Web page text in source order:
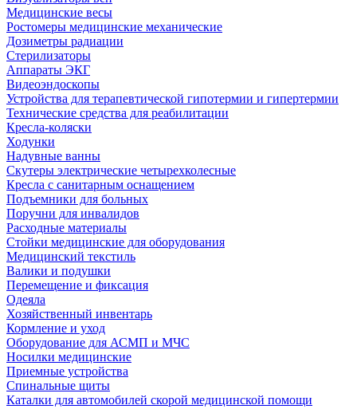
Медицинские весы
Ростомеры медицинские механические
Дозиметры радиации
Стерилизаторы
Аппараты ЭКГ
Видеоэндоскопы
Устройства для терапевтической гипотермии и гипертермии
Технические средства для реабилитации
Кресла-коляски
Ходунки
Надувные ванны
Скутеры электрические четырехколесные
Кресла с санитарным оснащением
Подъемники для больных
Поручни для инвалидов
Расходные материалы
Стойки медицинские для оборудования
Медицинский текстиль
Валики и подушки
Перемещение и фиксация
Одеяла
Хозяйственный инвентарь
Кормление и уход
Оборудование для АСМП и МЧС
Носилки медицинские
Приемные устройства
Спинальные щиты
Каталки для автомобилей скорой медицинской помощи